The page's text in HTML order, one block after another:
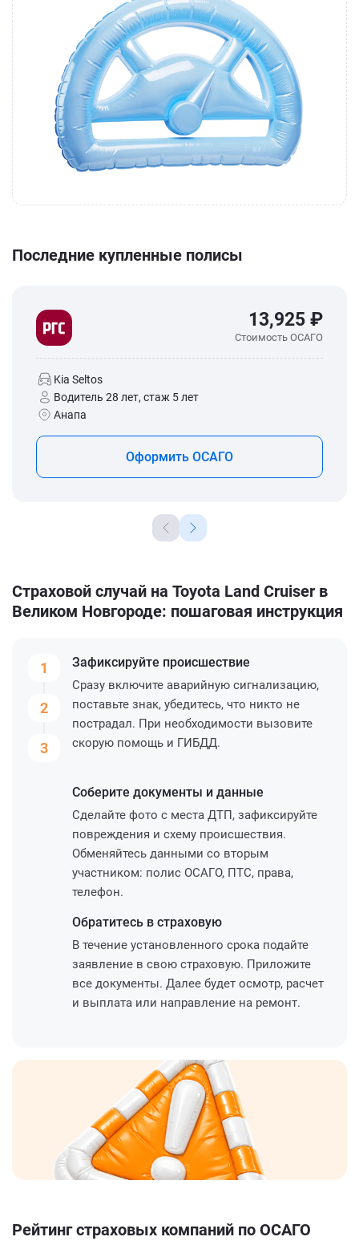
Последние купленные полисы
13,925 ₽
Стоимость ОСАГО
Kia Seltos
Водитель 28 лет, стаж 5 лет
Анапа
Оформить ОСАГО
Страховой случай на Toyota Land Cruiser в
Великом Новгороде: пошаговая инструкция
1
2
3
Зафиксируйте происшествие
Сразу включите аварийную сигнализацию,
поставьте знак, убедитесь, что никто не
пострадал. При необходимости вызовите
скорую помощь и ГИБДД.
Соберите документы и данные
Сделайте фото с места ДТП, зафиксируйте
повреждения и схему происшествия.
Обменяйтесь данными со вторым
участником: полис ОСАГО, ПТС, права,
телефон.
Обратитесь в страховую
В течение установленного срока подайте
заявление в свою страховую. Приложите
все документы. Далее будет осмотр, расчет
и выплата или направление на ремонт.
Рейтинг страховых компаний по ОСАГО